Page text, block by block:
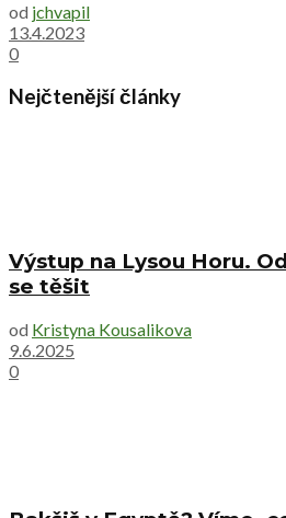
od jchvapil
13.4.2023
0
Nejčtenější články
Výstup na Lysou Horu.
se těšit
od Kristyna Kousalikova
9.6.2025
0